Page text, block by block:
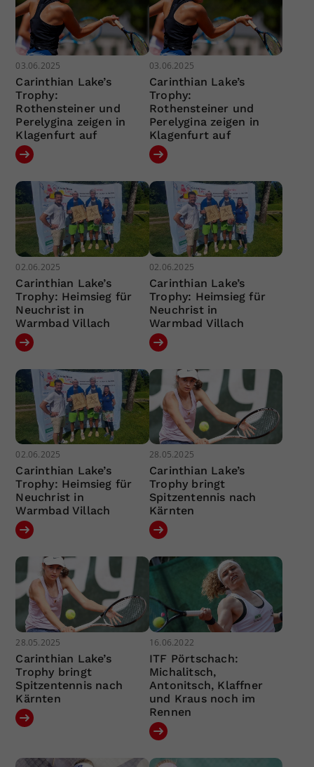
03.06.2025
Carinthian Lake’s
Trophy:
Rothensteiner und
Perelygina zeigen in
Klagenfurt auf
03.06.2025
Carinthian Lake’s
Trophy:
Rothensteiner und
Perelygina zeigen in
Klagenfurt auf
02.06.2025
Carinthian Lake’s
Trophy: Heimsieg für
Neuchrist in
Warmbad Villach
02.06.2025
Carinthian Lake’s
Trophy: Heimsieg für
Neuchrist in
Warmbad Villach
02.06.2025
Carinthian Lake’s
Trophy: Heimsieg für
Neuchrist in
Warmbad Villach
28.05.2025
Carinthian Lake’s
Trophy bringt
Spitzentennis nach
Kärnten
28.05.2025
Carinthian Lake’s
Trophy bringt
Spitzentennis nach
Kärnten
16.06.2022
ITF Pörtschach:
Michalitsch,
Antonitsch, Klaffner
und Kraus noch im
Rennen